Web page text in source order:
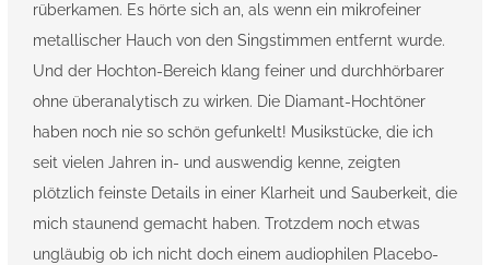
rüberkamen. Es hörte sich an, als wenn ein mikrofeiner
metallischer Hauch von den Singstimmen entfernt wurde.
Und der Hochton-Bereich klang feiner und durchhörbarer
ohne überanalytisch zu wirken. Die Diamant-Hochtöner
haben noch nie so schön gefunkelt! Musikstücke, die ich
seit vielen Jahren in- und auswendig kenne, zeigten
plötzlich feinste Details in einer Klarheit und Sauberkeit, die
mich staunend gemacht haben. Trotzdem noch etwas
ungläubig ob ich nicht doch einem audiophilen Placebo-